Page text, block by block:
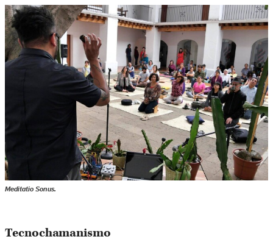
Meditatio Sonus.
Tecnochamanismo